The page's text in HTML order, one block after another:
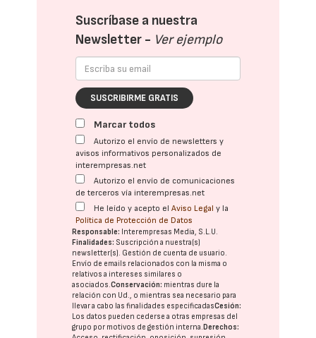
Suscríbase a nuestra
Newsletter - Ver ejemplo
SUSCRIBIRME GRATIS
Marcar todos
Autorizo el envío de newsletters y
avisos informativos personalizados de
interempresas.net
Autorizo el envío de comunicaciones
de terceros vía interempresas.net
He leído y acepto elAviso Legal y la
Política de Protección de Datos
Responsable: Interempresas Media, S.L.U.
Finalidades: Suscripción a nuestra(s)
newsletter(s). Gestión de cuenta de usuario.
Envío de emails relacionados con la misma o
relativos a intereses similares o
asociados.Conservación: mientras dure la
relación con Ud., o mientras sea necesario para
llevar a cabo las finalidades especificadasCesión:
Los datos pueden cederse a otras empresas del
grupo por motivos de gestión interna. Derechos: